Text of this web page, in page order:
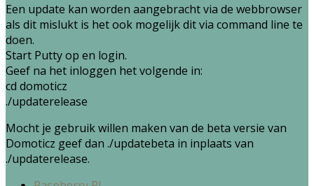
Een update kan worden aangebracht via de webbrowser
als dit mislukt is het ook mogelijk dit via command line te
doen.
Start Putty op en login.
Geef na het inloggen het volgende in:
cd domoticz
./updaterelease
Mocht je gebruik willen maken van de beta versie van
Domoticz geef dan ./updatebeta in inplaats van
./updaterelease.